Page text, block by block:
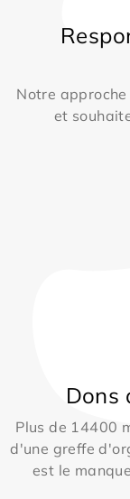
Notre
et
Dons
Plus de 14400
d'une greffe
est le